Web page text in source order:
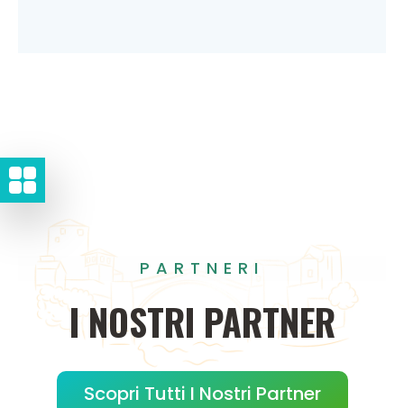
PARTNERI
INOSTRI PARTNER
Scopri Tutti I Nostri Partner